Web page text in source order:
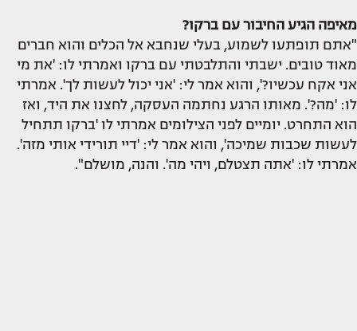
מאיפה הגיע החיבור עם ברקו?
"אתם תופתעו לשמוע, בעלי שנחבא אל הכלים והוא חברים
מאוד טובים. ישבתי והתלבטתי עם ברקו ואמרתי לו: 'את מי
אני אקח עכשיו?', והוא אמר לי: 'אני יכול לעשות לך'. אמרתי
לו: 'מה?'. מאותו הרגע נחתמה העסקה, לחצנו את היד, ואז
הוא התחרט. יומיים לפני הצילומים אמרתי לו 'ברקו תתחיל
לעשות שכבות שמיכה', והוא אמר לי: 'דיי תורידי אותי מזה'.
אמרתי לו: 'אתה תצטלם, ויהי מה'. והנה, מושלם".